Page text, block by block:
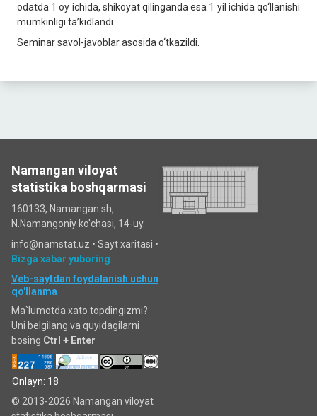
odatda 1 oy ichida, shikoyat qilinganda esa 1 yil ichida qo‘llanishi
mumkinligi ta’kidlandi.
Seminar savol-javoblar asosida o‘tkazildi.
Namangan viloyat
statistika boshqarmasi
160133, Namangan sh,
N.Namangoniy ko'chasi, 14-uy.
info@namstat.uz • Sayt xaritasi •
Bizga xabar yuboring
Veb-saytdan foydalanish uchun
qo'llanma
Ma`lumotda xato topdingizmi?
Uni belgilang va quyidagilarni
bosing Ctrl + Enter
Onlayn: 18
© 2013-2026 Namangan viloyat